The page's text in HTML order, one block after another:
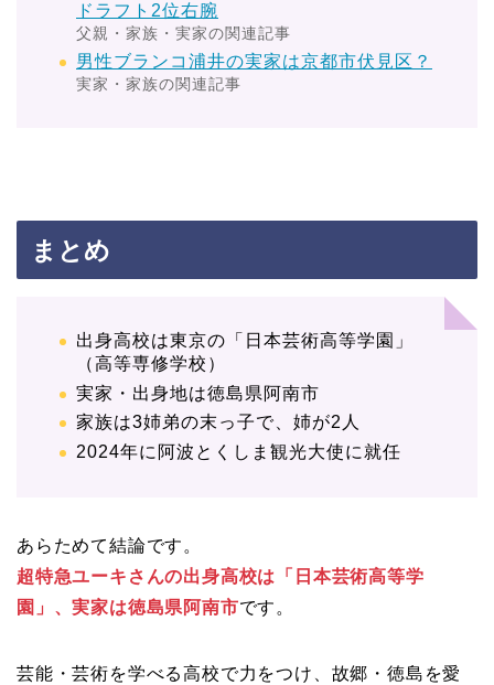
ドラフト2位右腕
父親・家族・実家の関連記事
男性ブランコ浦井の実家は京都市伏見区？
実家・家族の関連記事
まとめ
出身高校は東京の「日本芸術高等学園」
（高等専修学校）
実家・出身地は徳島県阿南市
家族は3姉弟の末っ子で、姉が2人
2024年に阿波とくしま観光大使に就任
あらためて結論です。
超特急ユーキさんの出身高校は「日本芸術高等学
園」、実家は徳島県阿南市です。
芸能・芸術を学べる高校で力をつけ、故郷・徳島を愛